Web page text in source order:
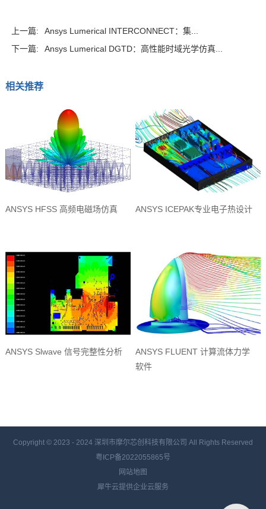
上一篇:
Ansys Lumerical INTERCONNECT：集...
下一篇:
Ansys Lumerical DGTD：高性能时域光学仿真...
相关推荐
ANSYS HFSS 高频电磁场仿真 ANSYS ICEPAK专业电子热设计
ANSYS Slwave 信号完整性分析
ANSYS FLUENT 计算流体力学
软件
Copyright © 2023 - 2024 深圳市摩尔芯创科技有限公司 All Rights Reserved
粤ICP备2022055865号
网站地图
犀牛云提供企业云服务